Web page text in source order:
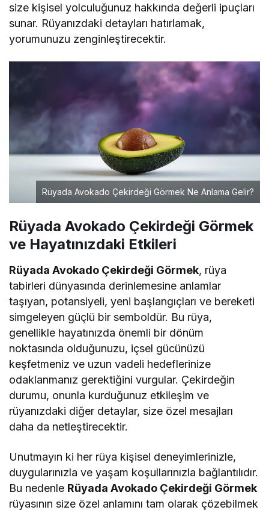
size kişisel yolculuğunuz hakkında değerli ipuçları
sunar. Rüyanızdaki detayları hatırlamak,
yorumunuzu zenginleştirecektir.
Rüyada Avokado Çekirdeği Görmek Ne Anlama Gelir?
Rüyada Avokado Çekirdeği Görmek
ve Hayatınızdaki Etkileri
Rüyada Avokado Çekirdeği Görmek, rüya
tabirleri dünyasında derinlemesine anlamlar
taşıyan, potansiyeli, yeni başlangıçları ve bereketi
simgeleyen güçlü bir semboldür. Bu rüya,
genellikle hayatınızda önemli bir dönüm
noktasında olduğunuzu, içsel gücünüzü
keşfetmeniz ve uzun vadeli hedeflerinize
odaklanmanız gerektiğini vurgular. Çekirdeğin
durumu, onunla kurduğunuz etkileşim ve
rüyanızdaki diğer detaylar, size özel mesajları
daha da netleştirecektir.
Unutmayın ki her rüya kişisel deneyimlerinizle,
duygularınızla ve yaşam koşullarınızla bağlantılıdır.
Bu nedenle Rüyada Avokado Çekirdeği Görmek
rüyasının size özel anlamını tam olarak çözebilmek